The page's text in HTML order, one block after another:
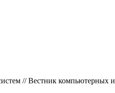
// Вестник компьютерных и